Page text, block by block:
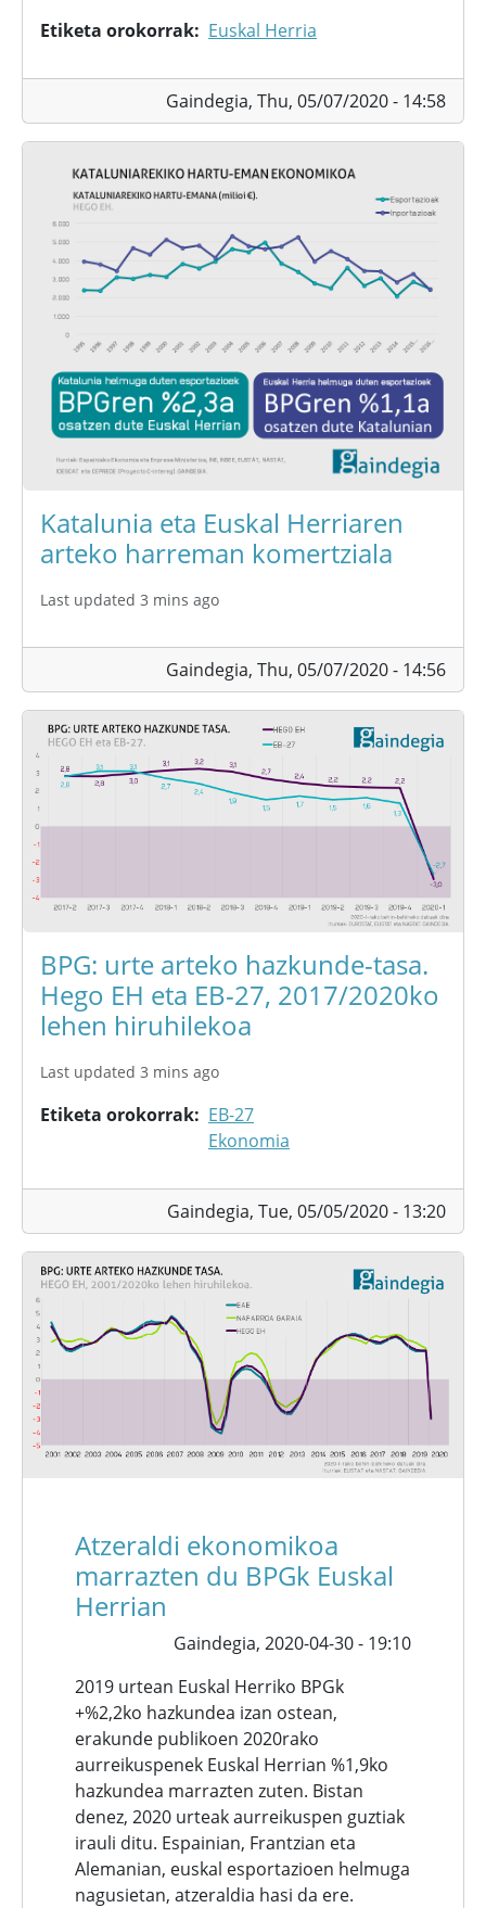
Etiketa orokorrak Euskal Herria
Gaindegia, Thu, 05/07/2020 - 14:58
Katalunia eta Euskal Herriaren
arteko harreman komertziala
Last updated 3 mins ago
Gaindegia, Thu, 05/07/2020 - 14:56
BPG: urte arteko hazkunde-tasa.
Hego EH eta EB-27, 2017/2020ko
lehen hiruhilekoa
Last updated 3 mins ago
Etiketa orokorrak
EB-27
Ekonomia
Gaindegia, Tue, 05/05/2020 - 13:20
Atzeraldi ekonomikoa
marrazten du BPGk Euskal
Herrian
Gaindegia, 2020-04-30 - 19:10
2019 urtean Euskal Herriko BPGk
+%2,2ko hazkundea izan ostean,
erakunde publikoen 2020rako
aurreikuspenek Euskal Herrian %1,9ko
hazkundea marrazten zuten. Bistan
denez, 2020 urteak aurreikuspen guztiak
irauli ditu. Espainian, Frantzian eta
Alemanian, euskal esportazioen helmuga
nagusietan, atzeraldia hasi da ere.